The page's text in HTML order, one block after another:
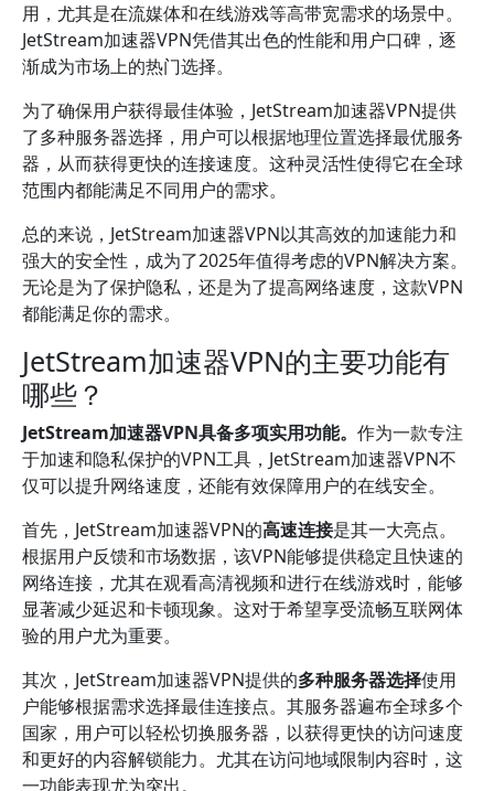
用，尤其是在流媒体和在线游戏等高带宽需求的场景中。
JetStream加速器VPN凭借其出色的性能和用户口碑，逐
渐成为市场上的热门选择。
为了确保用户获得最佳体验，JetStream加速器VPN提供
了多种服务器选择，用户可以根据地理位置选择最优服务
器，从而获得更快的连接速度。这种灵活性使得它在全球
范围内都能满足不同用户的需求。
总的来说，JetStream加速器VPN以其高效的加速能力和
强大的安全性，成为了2025年值得考虑的VPN解决方案。
无论是为了保护隐私，还是为了提高网络速度，这款VPN
都能满足你的需求。
JetStream加速器VPN的主要功能有
哪些？
JetStream加速器VPN具备多项实用功能。 作为一款专注
于加速和隐私保护的VPN工具，JetStream加速器VPN不
仅可以提升网络速度，还能有效保障用户的在线安全。
首先，JetStream加速器VPN的高速连接是其一大亮点。
根据用户反馈和市场数据，该VPN能够提供稳定且快速的
网络连接，尤其在观看高清视频和进行在线游戏时，能够
显著减少延迟和卡顿现象。这对于希望享受流畅互联网体
验的用户尤为重要。
其次，JetStream加速器VPN提供的多种服务器选择使用
户能够根据需求选择最佳连接点。其服务器遍布全球多个
国家，用户可以轻松切换服务器，以获得更快的访问速度
和更好的内容解锁能力。尤其在访问地域限制内容时，这
一功能表现尤为突出。